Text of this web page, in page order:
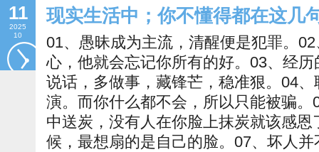
11
2025
10
现实生活中；你不懂得都在这几
01、愚昧成为主流，清醒便是犯罪。
心，他就会忘记你所有的好。03、经
说话，多做事，藏锋芒，稳准狠。04
演。而你什么都不会，所以只能被骗
中送炭，没有人在你脸上抹炭就该感
候，最想扇的是自己的脸。07、坏人